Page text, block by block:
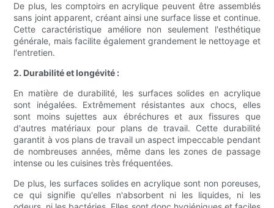
De plus, les comptoirs en acrylique peuvent être assemblés
sans joint apparent, créant ainsi une surface lisse et continue.
Cette caractéristique améliore non seulement l'esthétique
générale, mais facilite également grandement le nettoyage et
l'entretien.
2. Durabilité et longévité :
En matière de durabilité, les surfaces solides en acrylique
sont inégalées. Extrêmement résistantes aux chocs, elles
sont moins sujettes aux ébréchures et aux fissures que
d'autres matériaux pour plans de travail. Cette durabilité
garantit à vos plans de travail un aspect impeccable pendant
de nombreuses années, même dans les zones de passage
intense ou les cuisines très fréquentées.
De plus, les surfaces solides en acrylique sont non poreuses,
ce qui signifie qu'elles n'absorbent ni les liquides, ni les